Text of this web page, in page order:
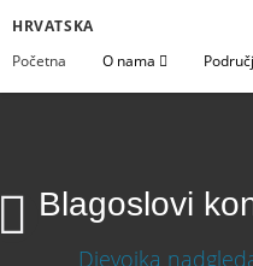
HRVATSKA
Početna
O nama
Blagoslovi